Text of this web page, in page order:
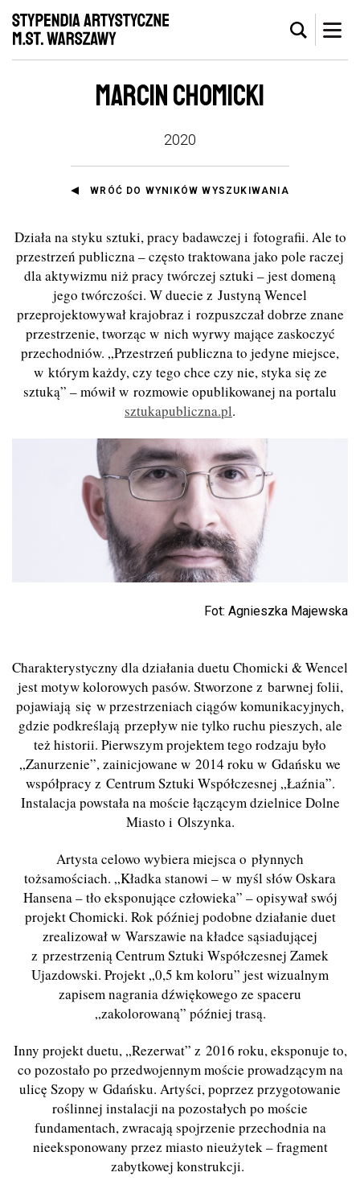
MARCIN CHOMICKI
2020
WRÓĆ DO WYNIKÓW WYSZUKIWANIA
Działa na styku sztuki, pracy badawczej i fotografii. Ale to
przestrzeń publiczna – często traktowana jako pole raczej
dla aktywizmu niż pracy twórczej sztuki – jest domeną
jego twórczości. W duecie z Justyną Wencel
przeprojektowywał krajobraz i rozpuszczał dobrze znane
przestrzenie, tworząc w nich wyrwy mające zaskoczyć
przechodniów. „Przestrzeń publiczna to jedyne miejsce,
w którym każdy, czy tego chce czy nie, styka się ze
sztuką” – mówił w rozmowie opublikowanej na portalu
sztukapubliczna.pl.
Fot: Agnieszka Majewska
Charakterystyczny dla działania duetu Chomicki & Wencel
jest motyw kolorowych pasów. Stworzone z barwnej folii,
pojawiają się w przestrzeniach ciągów komunikacyjnych,
gdzie podkreślają przepływ nie tylko ruchu pieszych, ale
też historii. Pierwszym projektem tego rodzaju było
„Zanurzenie”, zainicjowane w 2014 roku w Gdańsku we
współpracy z Centrum Sztuki Współczesnej „Łaźnia”.
Instalacja powstała na moście łączącym dzielnice Dolne
Miasto i Olszynka.
Artysta celowo wybiera miejsca o płynnych
tożsamościach. „Kładka stanowi – w myśl słów Oskara
Hansena – tło eksponujące człowieka” – opisywał swój
projekt Chomicki. Rok później podobne działanie duet
zrealizował w Warszawie na kładce sąsiadującej
z przestrzenią Centrum Sztuki Współczesnej Zamek
Ujazdowski. Projekt „0,5 km koloru” jest wizualnym
zapisem nagrania dźwiękowego ze spaceru
„zakolorowaną” później trasą.
Inny projekt duetu, „Rezerwat” z 2016 roku, eksponuje to,
co pozostało po przedwojennym moście prowadzącym na
ulicę Szopy w Gdańsku. Artyści, poprzez przygotowanie
roślinnej instalacji na pozostałych po moście
fundamentach, zwracają spojrzenie przechodnia na
nieeksponowany przez miasto nieużytek – fragment
zabytkowej konstrukcji.